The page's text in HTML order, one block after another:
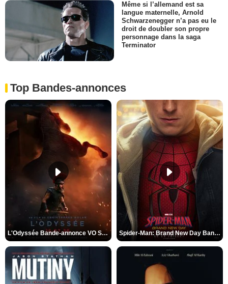
Même si l’allemand est sa
langue maternelle, Arnold
Schwarzenegger n’a pas eu le
droit de doubler son propre
personnage dans la saga
Terminator
Top Bandes-annonces
L'Odyssée Bande-annonce VO STFR Spider-Man: Brand New Day Bande-annonce VO STFR